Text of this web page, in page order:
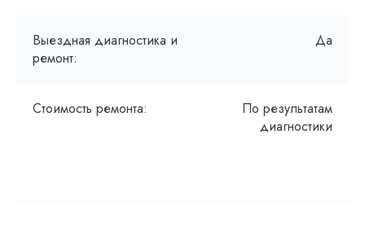
Выездная диагностика и
ремонт:
Да
Стоимость ремонта:
По результатам
диагностики